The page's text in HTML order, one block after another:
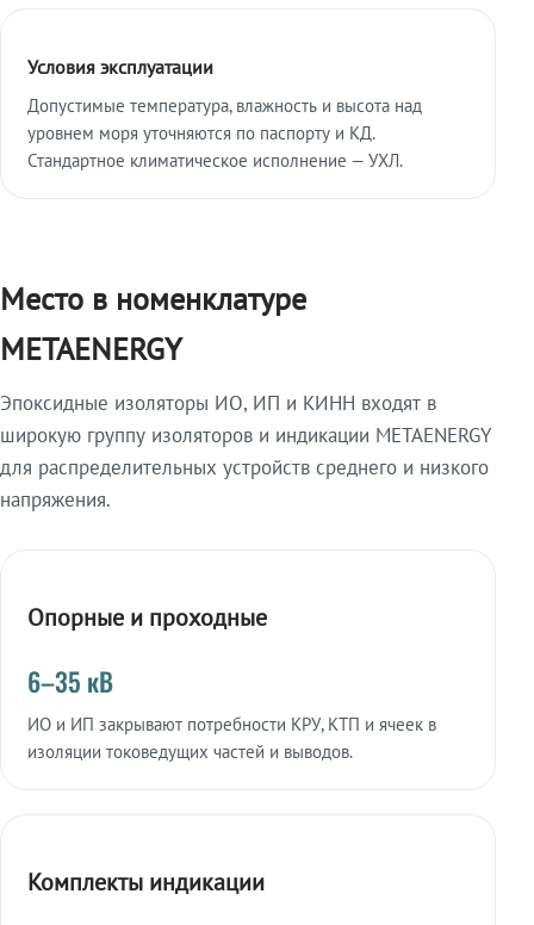
Условия эксплуатации
Допустимые температура, влажность и высота над
уровнем моря уточняются по паспорту и КД.
Стандартное климатическое исполнение — УХЛ.
Место в номенклатуре
METAENERGY
Эпоксидные изоляторы ИО, ИП и КИНН входят в
широкую группу изоляторов и индикации METAENERGY
для распределительных устройств среднего и низкого
напряжения.
Опорные и проходные
6–35 кВ
ИО и ИП закрывают потребности КРУ, КТП и ячеек в
изоляции токоведущих частей и выводов.
Комплекты индикации